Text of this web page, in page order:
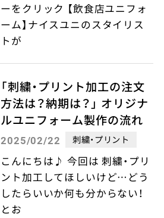
ーをクリック 【飲食店ユニフォ
ーム】ナイスユニのスタイリス
トが
「刺繍・プリント加工の注文
方法は？納期は？」 オリジナ
ルユニフォーム製作の流れ
2025/02/22 刺繍・プリント
こんにちは♪ 今回は 刺繍・プリ
ント加工してほしいけど…どう
したらいいか何も分からない！
とお